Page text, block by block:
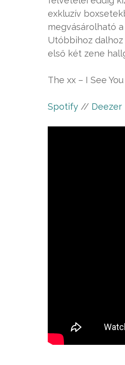
exkluzív
megvásárolható a
Utóbbihoz
első két zene
The xx – I See
Spotify // Deezer